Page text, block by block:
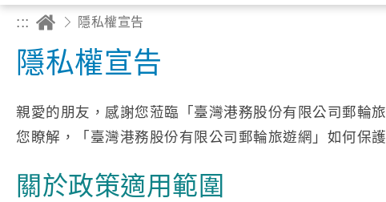
::: 隱私權宣告
隱私權宣告
親愛的朋友，感謝您蒞臨「臺灣港務股份有限公司郵輪
您瞭解，「臺灣港務股份有限公司郵輪旅遊網」如何保
關於政策適用範圍